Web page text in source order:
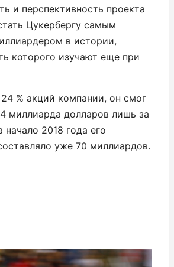
и перспективность проекта
Цукербергу самым
в истории,
которого изучают еще при
% акций компании, он смог
миллиарда долларов лишь за
начало 2018 года его
уже 70 миллиардов.